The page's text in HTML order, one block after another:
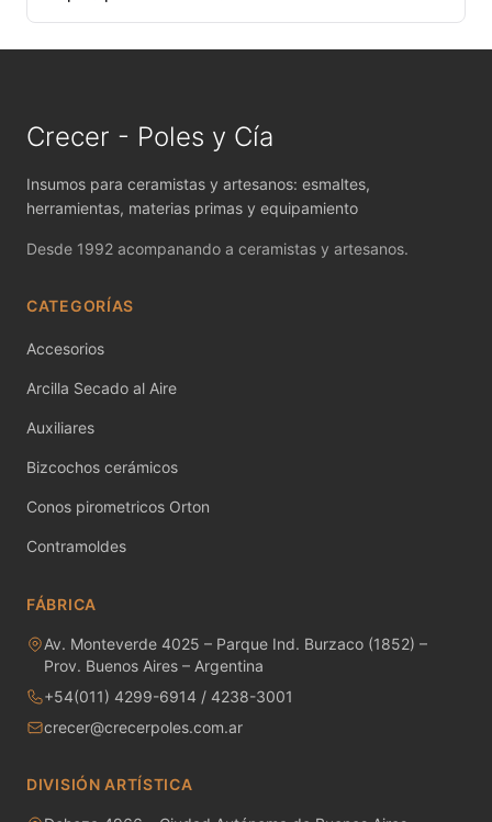
MAYCO STONEWARE GLAZES
MAYCO STROKE & COAT
Metales preciosos y luestres
Minerales
Molinos - Bolas y Revestimientos
Papel engomado para calcos
Pastas cerámicas - Importadas
Patas de gallo
Piezas de Porcelana
Crecer - Poles y Cía
Insumos para ceramistas y artesanos: esmaltes,
herramientas, materias primas y equipamiento
Desde 1992 acompanando a ceramistas y artesanos.
CATEGORÍAS
Accesorios
Arcilla Secado al Aire
Auxiliares
Bizcochos cerámicos
Conos pirometricos Orton
Contramoldes
FÁBRICA
Av. Monteverde 4025 – Parque Ind. Burzaco (1852) –
Prov. Buenos Aires – Argentina
+54(011) 4299-6914 / 4238-3001
crecer@crecerpoles.com.ar
DIVISIÓN ARTÍSTICA